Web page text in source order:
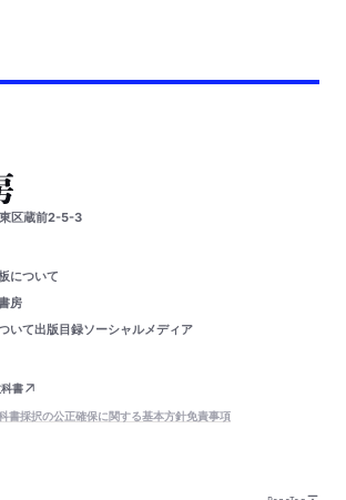
区蔵前2-5-3
について
房
いて出版目録ソーシャルメディア
書
書採択の公正確保に関する基本方針免責事項